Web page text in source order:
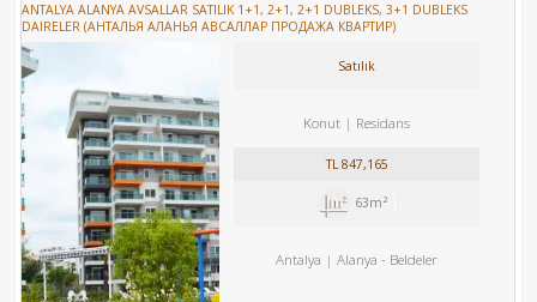
ANTALYA ALANYA AVSALLAR SATILIK 1+1, 2+1, 2+1 DUBLEKS, 3+1 DUBLEKS
DAIRELER (АНТАЛЬЯ АЛАНЬЯ АВСАЛЛАР ПРОДАЖА КВАРТИР)
Satılık
Konut Residans
TL847,165
63m²
Antalya Alanya - Beldeler